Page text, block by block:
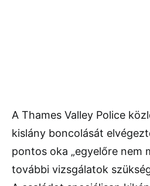
A Thames Valley Police
kislány boncolását
pontos oka „egyelőre nem
további vizsgálatok